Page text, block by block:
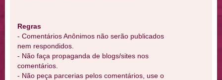
Regras
- Comentários Anônimos não serão publicados
nem respondidos.
- Não faça propaganda de blogs/sites nos
comentários.
- Não peça parcerias pelos comentários, use o